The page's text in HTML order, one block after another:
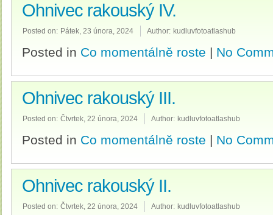
Ohnivec rakouský IV.
Posted on: Pátek, 23 února, 2024 Author: kudluvfotoatlashub
Posted in Co momentálně roste | No
Ohnivec rakouský III.
Posted on: Čtvrtek, 22 února, 2024 Author: kudluvfotoatlashub
Posted in Co momentálně roste | No
Ohnivec rakouský II.
Posted on: Čtvrtek, 22 února, 2024 Author: kudluvfotoatlashub